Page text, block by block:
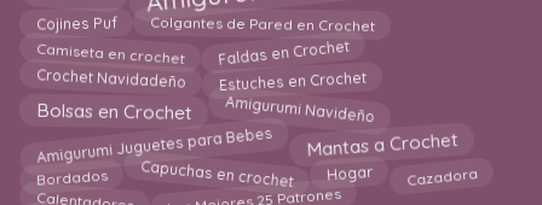
Cojines Puf Colgantes de Pared en Crochet
Camiseta en crochet Faldas en Crochet
Crochet Navidadeño Estuches en Crochet
Bolsas en Crochet Amigurumi Navideño
Amigurumi Juguetes para Bebes Mantas a Crochet
Bordados Capuchas en crochet Hogar Cazadora